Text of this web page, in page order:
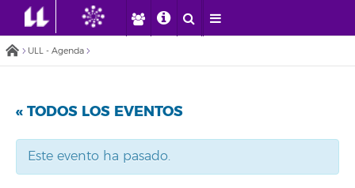
ULL - Agenda
« TODOS LOS EVENTOS
Este evento ha pasado.